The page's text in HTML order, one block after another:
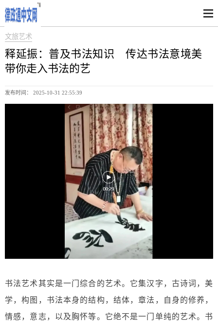
文旅艺术
释延振：普及书法知识 传达书法意境美
带你走入书法的艺
发布时间： 2025-10-31 22:55:39
书法艺术其实是一门综合的艺术。它集汉字，古诗词，美
学，构图，书法本身的结构，结体，章法，自身的修养，
情感，意志，以及胸怀等。它绝不是一门单纯的艺术。书